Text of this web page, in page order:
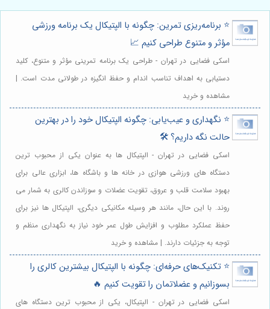
⭐️ برنامه‌ریزی تمرین: چگونه با الپتیکال یک برنامه ورزشی
مؤثر و متنوع طراحی کنیم 📈
اسکی فضایی در تهران - طراحی یک برنامه تمرینی مؤثر و متنوع، کلید
دستیابی به اهداف تناسب اندام و حفظ انگیزه در طولانی مدت است. |
مشاهده و خرید
⭐️ نگهداری و عیب‌یابی: چگونه الپتیکال خود را در بهترین
حالت نگه داریم؟ 🛠️
اسکی فضایی در تهران - الپتیکال ها به عنوان یکی از محبوب ترین
دستگاه های ورزشی هوازی در خانه ها و باشگاه ها، ابزاری عالی برای
بهبود سلامت قلب و عروق، تقویت عضلات و سوزاندن کالری به شمار می
روند. با این حال، مانند هر وسیله مکانیکی دیگری، الپتیکال ها نیز برای
حفظ عملکرد مطلوب و افزایش طول عمر خود نیاز به نگهداری منظم و
توجه به جزئیات دارند. | مشاهده و خرید
⭐️ تکنیک‌های حرفه‌ای: چگونه با الپتیکال بیشترین کالری را
بسوزانیم و عضلاتمان را تقویت کنیم 🔥
اسکی فضایی در تهران - الپتیکال، یکی از محبوب ترین دستگاه های